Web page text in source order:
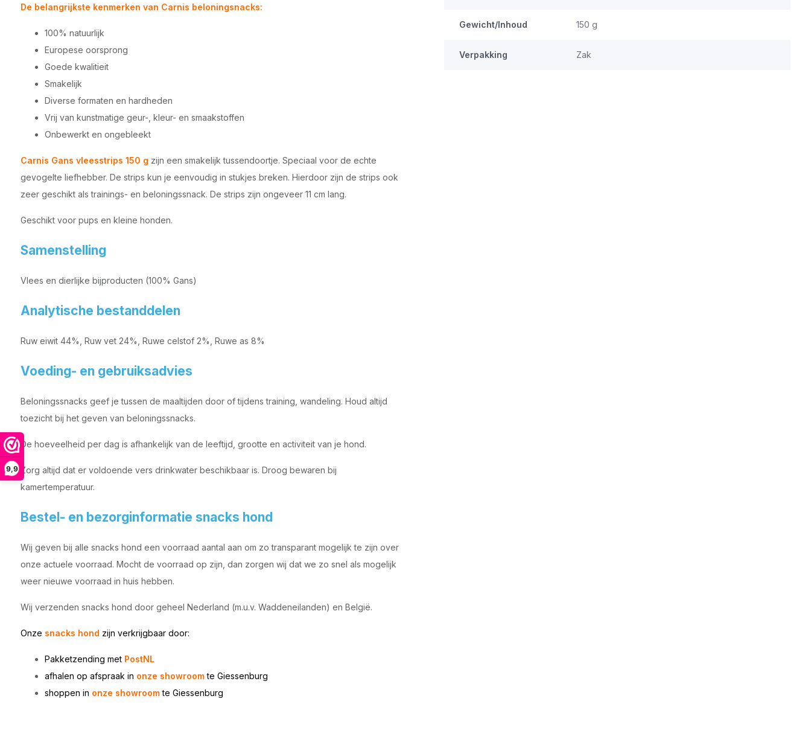
9,9
De belangrijkste kenmerken van Carnis beloningsnacks:
100% natuurlijk
Europese oorsprong
Goede kwalitieit
Smakelijk
Diverse formaten en hardheden
Vrij van kunstmatige geur-, kleur- en smaakstoffen
Onbewerkt en ongebleekt
Carnis Gans vleesstrips 150 g zijn een smakelijk tussendoortje. Speciaal voor de echte
gevogelte liefhebber. De strips kun je eenvoudig in stukjes breken. Hierdoor zijn de strips ook
zeer geschikt als trainings- en beloningssnack. De strips zijn ongeveer 11 cm lang.
Geschikt voor pups en kleine honden.
Samenstelling
Vlees en dierlijke bijproducten (100% Gans)
Analytische bestanddelen
Ruw eiwit 44%, Ruw vet 24%, Ruwe celstof 2%, Ruwe as 8%
Voeding- en gebruiksadvies
Beloningssnacks geef je tussen de maaltijden door of tijdens training, wandeling. Houd altijd
toezicht bij het geven van beloningssnacks.
De hoeveelheid per dag is afhankelijk van de leeftijd, grootte en activiteit van je hond.
Zorg altijd dat er voldoende vers drinkwater beschikbaar is. Droog bewaren bij
kamertemperatuur.
Bestel- en bezorginformatie snacks hond
Wij geven bij alle snacks hond een voorraad aantal aan om zo transparant mogelijk te zijn over
onze actuele voorraad. Mocht de voorraad op zijn, dan zorgen wij dat we zo snel als mogelijk
weer nieuwe voorraad in huis hebben.
Wij verzenden snacks hond door geheel Nederland (m.u.v. Waddeneilanden) en België.
Onze snacks hond zijn verkrijgbaar door:
Pakketzending met PostNL
afhalen op afspraak in onze showroomte Giessenburg
shoppen in onze showroomte Giessenburg
Gewicht/Inhoud 150 g
Verpakking Zak